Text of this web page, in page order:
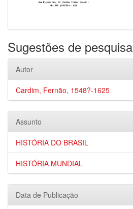
Sugestões de pesquisa
Autor
Cardim, Fernão, 1548?-1625
Assunto
HISTÓRIA DO BRASIL
HISTÓRIA MUNDIAL
Data de Publicação